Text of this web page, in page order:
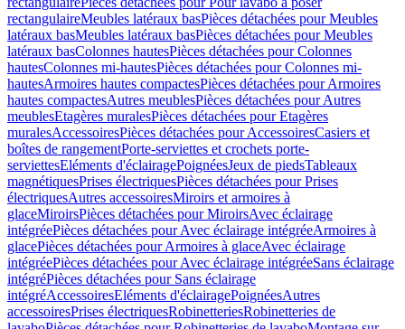
rectangulaireMeubles latéraux basPièces détachées pour Meubles
latéraux basMeubles latéraux basPièces détachées pour Meubles
latéraux basColonnes hautesPièces détachées pour Colonnes
hautesColonnes mi-hautesPièces détachées pour Colonnes mi-
hautesArmoires hautes compactesPièces détachées pour Armoires
hautes compactesAutres meublesPièces détachées pour Autres
meublesEtagères muralesPièces détachées pour Etagères
muralesAccessoiresPièces détachées pour AccessoiresCasiers et
boîtes de rangementPorte-serviettes et crochets porte-
serviettesEléments d'éclairagePoignéesJeux de piedsTableaux
magnétiquesPrises électriquesPièces détachées pour Prises
électriquesAutres accessoiresMiroirs et armoires à
glaceMiroirsPièces détachées pour MiroirsAvec éclairage
intégréePièces détachées pour Avec éclairage intégréeArmoires à
glacePièces détachées pour Armoires à glaceAvec éclairage
intégréePièces détachées pour Avec éclairage intégréeSans éclairage
intégréPièces détachées pour Sans éclairage
intégréAccessoiresEléments d'éclairagePoignéesAutres
accessoiresPrises électriquesRobinetteriesRobinetteries de